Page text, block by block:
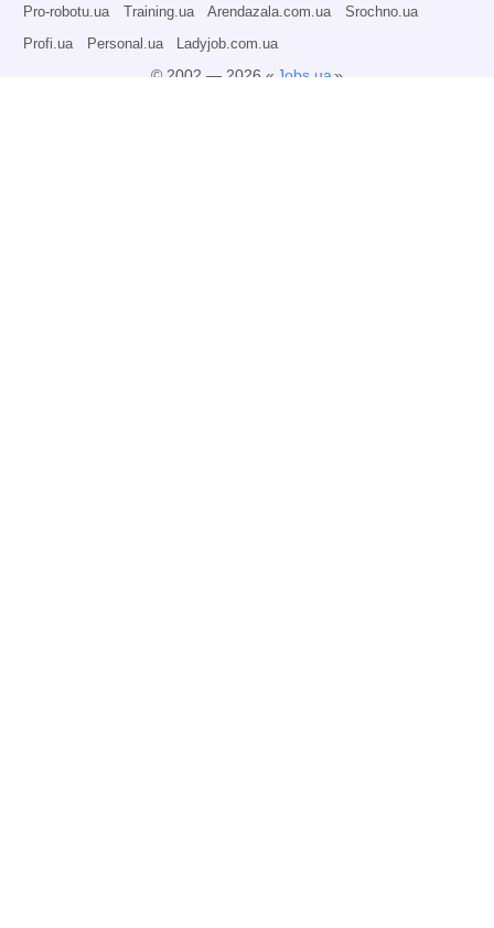
Pro-robotu.ua Training.ua Arendazala.com.ua Srochno.ua
Profi.ua Personal.ua Ladyjob.com.ua
© 2002 — 2026 « Jobs.ua»